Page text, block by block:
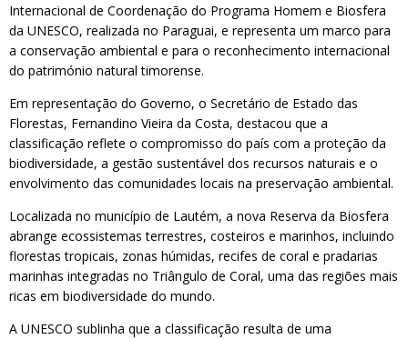
Internacional de Coordenação do Programa Homem e Biosfera
da UNESCO, realizada no Paraguai, e representa um marco para
a conservação ambiental e para o reconhecimento internacional
do património natural timorense.
Em representação do Governo, o Secretário de Estado das
Florestas, Fernandino Vieira da Costa, destacou que a
classificação reflete o compromisso do país com a proteção da
biodiversidade, a gestão sustentável dos recursos naturais e o
envolvimento das comunidades locais na preservação ambiental.
Localizada no município de Lautém, a nova Reserva da Biosfera
abrange ecossistemas terrestres, costeiros e marinhos, incluindo
florestas tropicais, zonas húmidas, recifes de coral e pradarias
marinhas integradas no Triângulo de Coral, uma das regiões mais
ricas em biodiversidade do mundo.
A UNESCO sublinha que a classificação resulta de uma